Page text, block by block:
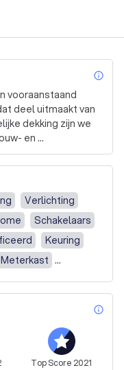
vooraanstaand
deel uitmaakt van
dekking zijn we
en
Onze expertise
van
en
ons door
efficiëntie en
systeem, is een
dat
opleveren.
scala aan diensten,
installaties,
volgens de NEN
Verlichting
Schakelaars
Keuring
Meterkast
/ Domotica
or replacement
TopScore 2021